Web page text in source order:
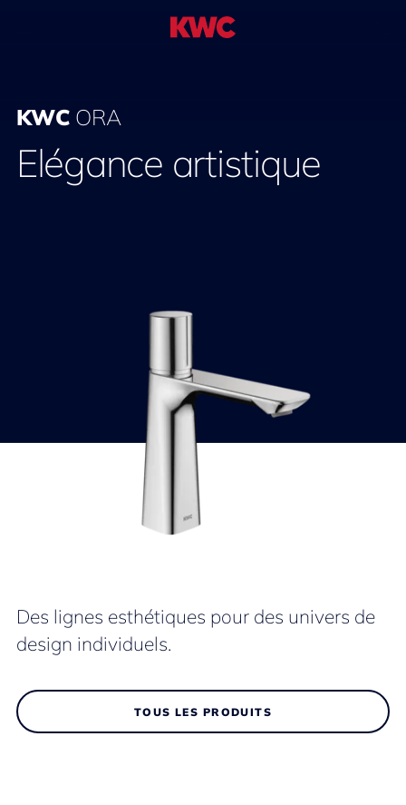
KWC ORA
Elégance artistique
Des lignes esthétiques pour des univers de
design individuels.
TOUS LES PRODUITS